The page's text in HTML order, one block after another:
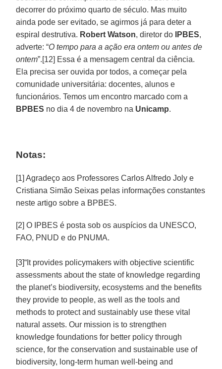
decorrer do próximo quarto de século. Mas muito
ainda pode ser evitado, se agirmos já para deter a
espiral destrutiva. Robert Watson, diretor do IPBES,
adverte: “O tempo para a ação era ontem ou antes de
ontem”.[12] Essa é a mensagem central da ciência.
Ela precisa ser ouvida por todos, a começar pela
comunidade universitária: docentes, alunos e
funcionários. Temos um encontro marcado com a
BPBES no dia 4 de novembro na Unicamp.
Notas:
[1] Agradeço aos Professores Carlos Alfredo Joly e
Cristiana Simão Seixas pelas informações constantes
neste artigo sobre a BPBES.
[2] O IPBES é posta sob os auspícios da UNESCO,
FAO, PNUD e do PNUMA.
[3]“It provides policymakers with objective scientific
assessments about the state of knowledge regarding
the planet’s biodiversity, ecosystems and the benefits
they provide to people, as well as the tools and
methods to protect and sustainably use these vital
natural assets. Our mission is to strengthen
knowledge foundations for better policy through
science, for the conservation and sustainable use of
biodiversity, long-term human well-being and